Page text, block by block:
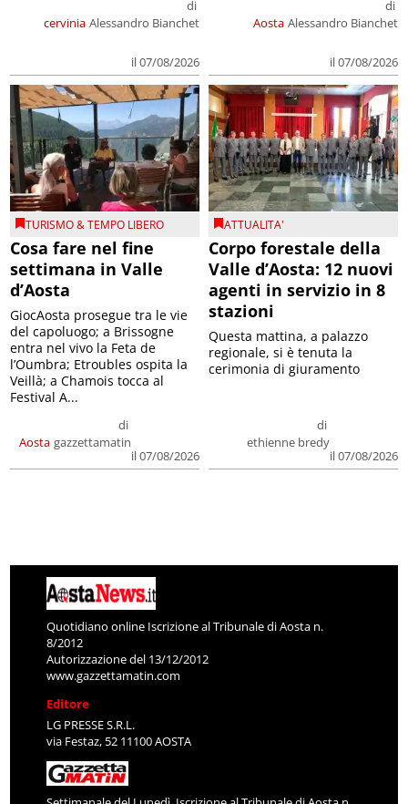
cervinia
di
Alessandro Bianchet
il 07/08/2026
Aosta
di
Alessandro Bianchet
il 07/08/2026
TURISMO & TEMPO LIBERO
Cosa fare nel fine
settimana in Valle
d’Aosta
Aosta
di
gazzettamatin
il 07/08/2026
GiocAosta prosegue tra le vie
del capoluogo; a Brissogne
entra nel vivo la Feta de
l’Oumbra; Etroubles ospita la
Veillà; a Chamois tocca al
Festival A...
ATTUALITA'
Corpo forestale della
Valle d’Aosta: 12 nuovi
agenti in servizio in 8
stazioni
di
ethienne bredy
il 07/08/2026
Questa mattina, a palazzo
regionale, si è tenuta la
cerimonia di giuramento
Quotidiano online Iscrizione al Tribunale di Aosta n.
8/2012
Autorizzazione del 13/12/2012
www.gazzettamatin.com
Editore
LG PRESSE S.R.L.
via Festaz, 52 11100 AOSTA